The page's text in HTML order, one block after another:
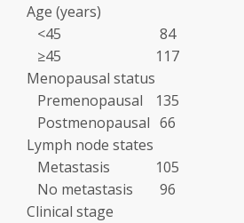
Age (years)
<45
84
≥45
117
Menopausal status
Premenopausal
135
Postmenopausal 66
Lymph node states
Metastasis
105
No metastasis
96
Clinical stage